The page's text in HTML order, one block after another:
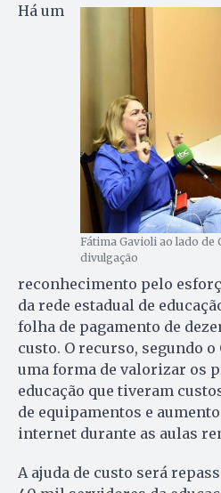
Fátima Gavioli ao lado de
divulgação
Há um
reconhecimento pelo
da rede estadual de
folha de pagamento de
custo. O recurso, segundo
uma forma de valorizar os
educação que tiveram
de equipamentos e
internet durante as aulas
A ajuda de custo será